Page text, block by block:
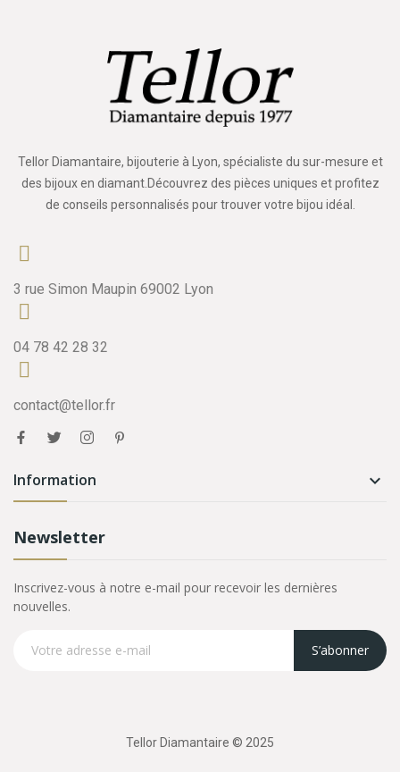
Tellor Diamantaire, bijouterie à Lyon, spécialiste du sur-mesure et
des bijoux en diamant.Découvrez des pièces uniques et profitez
de conseils personnalisés pour trouver votre bijou idéal.
3 rue Simon Maupin 69002 Lyon
04 78 42 28 32
contact@tellor.fr
Information 
Newsletter
Inscrivez-vous à notre e-mail pour recevoir les dernières
nouvelles.
S’abonner
Tellor Diamantaire © 2025